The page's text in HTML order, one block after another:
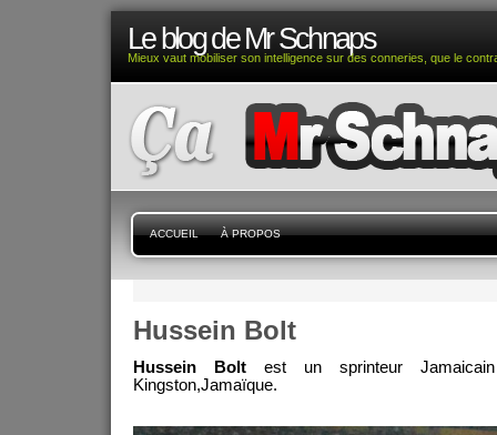
Le blog de Mr Schnaps
Mieux vaut mobiliser son intelligence sur des conneries, que le
ACCUEIL À PROPOS
Hussein Bolt
Hussein Bolt est un sprinteur
Kingston,Jamaïque.